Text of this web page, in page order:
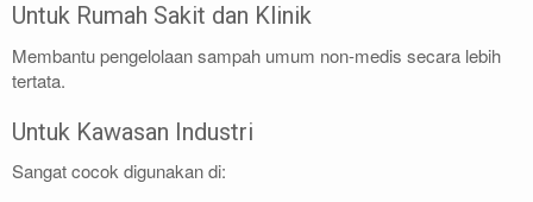
Untuk Rumah Sakit dan Klinik
Membantu pengelolaan sampah umum non-medis secara lebih
tertata.
Untuk Kawasan Industri
Sangat cocok digunakan di: